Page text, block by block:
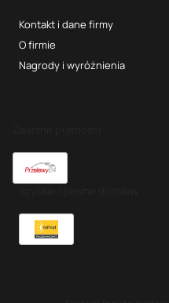
Kontakt i dane firmy
O firmie
Nagrody i wyróżnienia